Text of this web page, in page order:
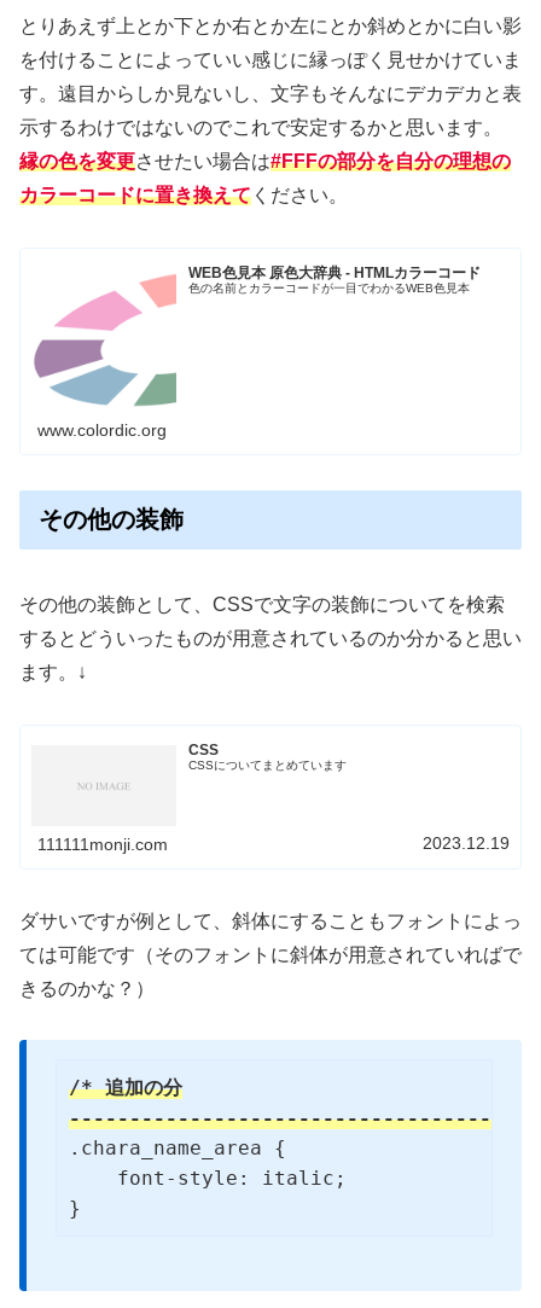
とりあえず上とか下とか右とか左にとか斜めとかに白い影
を付けることによっていい感じに縁っぽく見せかけていま
す。遠目からしか見ないし、文字もそんなにデカデカと表
示するわけではないのでこれで安定するかと思います。
縁の色を変更させたい場合は#FFFの部分を自分の理想の
カラーコードに置き換えて ください。
WEB色見本 原色大辞典 - HTMLカラーコード
色の名前とカラーコードが一目でわかるWEB色見本
www.colordic.org
その他の装飾
その他の装飾として、CSSで文字の装飾についてを検索
するとどういったものが用意されているのか分かると思い
ます。↓
CSS
CSSについてまとめています
111111monji.com 2023.12.19
ダサいですが例として、斜体にすることもフォントによっ
ては可能です（そのフォントに斜体が用意されていればで
きるのかな？）
/* 追加の分
--------------------------------------
.chara_name_area {
    font-style: italic;
}